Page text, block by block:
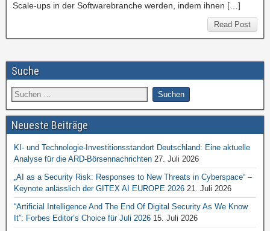
Scale-ups in der Softwarebranche werden, indem ihnen […]
Read Post
Suche
Neueste Beiträge
KI- und Technologie-Investitionsstandort Deutschland: Eine aktuelle
Analyse für die ARD-Börsennachrichten 27. Juli 2026
„AI as a Security Risk: Responses to New Threats in Cyberspace“ –
Keynote anlässlich der GITEX AI EUROPE 2026 21. Juli 2026
“Artificial Intelligence And The End Of Digital Security As We Know
It”: Forbes Editor’s Choice für Juli 2026 15. Juli 2026